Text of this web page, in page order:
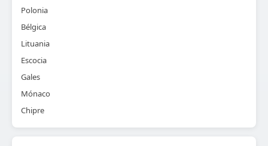
Polonia
Bélgica
Lituania
Escocia
Gales
Mónaco
Chipre